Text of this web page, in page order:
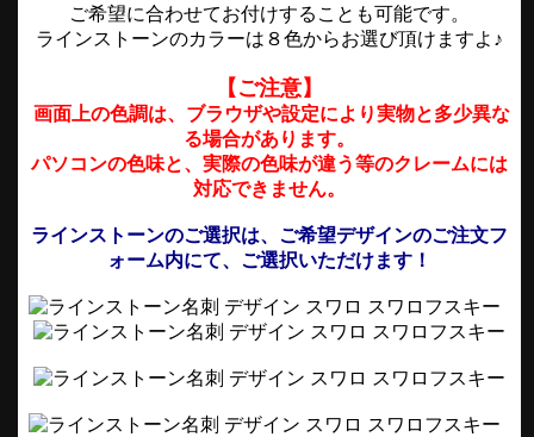
ご希望に合わせてお付けすることも可能です。
ラインストーンのカラーは８色からお選び頂けますよ♪
【ご注意】
画面上の色調は、ブラウザや設定により実物と多少異な
る場合があります。
パソコンの色味と、実際の色味が違う等のクレームには
対応できません。
ラインストーンのご選択は、ご希望デザインのご注文フ
ォーム内にて、ご選択いただけます！